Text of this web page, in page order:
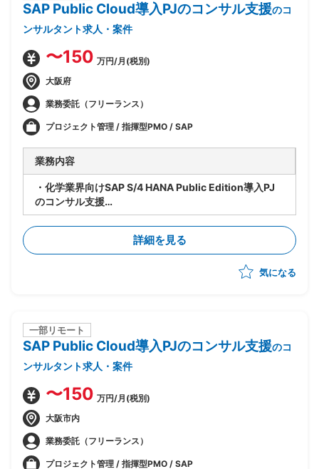
・工程：提案、案件創出、要件定義～を実施の想定
SAP Public Cloud導入PJのコンサル支援のコ
ンサルタント求人・案件
〜150 万円/月(税別)
大阪府
業務委託（フリーランス）
プロジェクト管理 / 指揮型PMO / SAP
業務内容
・化学業界向けSAP S/4 HANA Public Edition導入PJ
のコンサル支援
・領域：会計
・SAP Public Cloudを採用したERP導入を推進
・先方内のPJ推進方法の理解を前提とした支援を想定
詳細を見る
気になる
一部リモート
SAP Public Cloud導入PJのコンサル支援のコ
ンサルタント求人・案件
〜150 万円/月(税別)
大阪市内
業務委託（フリーランス）
プロジェクト管理 / 指揮型PMO / SAP